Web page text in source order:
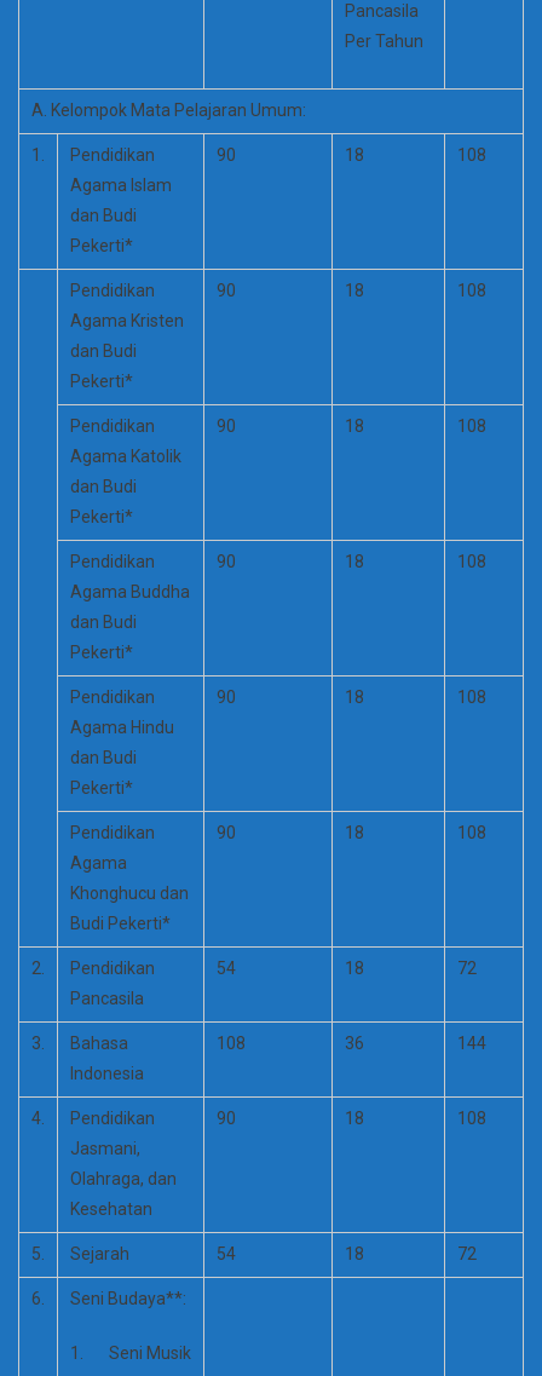
Pancasila
Per Tahun
A. Kelompok Mata Pelajaran Umum:
1.
Pendidikan
Agama Islam
dan Budi
Pekerti*
90 18 108
Pendidikan
Agama Kristen
dan Budi
Pekerti*
90 18 108
Pendidikan
Agama Katolik
dan Budi
Pekerti*
90 18 108
Pendidikan
Agama Buddha
dan Budi
Pekerti*
90 18 108
Pendidikan
Agama Hindu
dan Budi
Pekerti*
90 18 108
Pendidikan
Agama
Khonghucu dan
Budi Pekerti*
90 18 108
2.
Pendidikan
Pancasila
54 18 72
3.
Bahasa
Indonesia
108 36 144
4.
Pendidikan
Jasmani,
Olahraga, dan
Kesehatan
90 18 108
5. Sejarah 54 18 72
6. Seni Budaya**:
1. Seni Musik